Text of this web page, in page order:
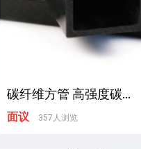
碳纤维方管 高强度碳...
面议 357人浏览